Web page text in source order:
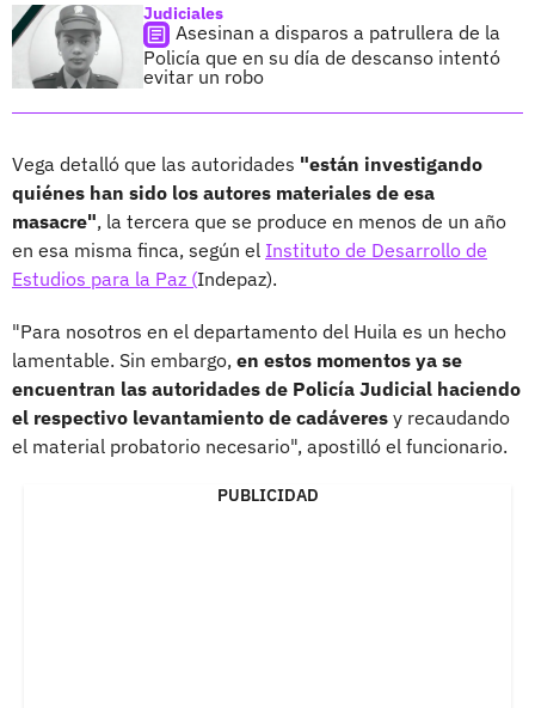
Judiciales
Asesinan a disparos a patrullera de la
Policía que en su día de descanso intentó
evitar un robo
Vega detalló que las autoridades "están investigando
quiénes han sido los autores materiales de esa
masacre", la tercera que se produce en menos de un año
en esa misma finca, según el Instituto de Desarrollo de
Estudios para la Paz (Indepaz).
"Para nosotros en el departamento del Huila es un hecho
lamentable. Sin embargo, en estos momentos ya se
encuentran las autoridades de Policía Judicial haciendo
el respectivo levantamiento de cadáveres y recaudando
el material probatorio necesario", apostilló el funcionario.
PUBLICIDAD